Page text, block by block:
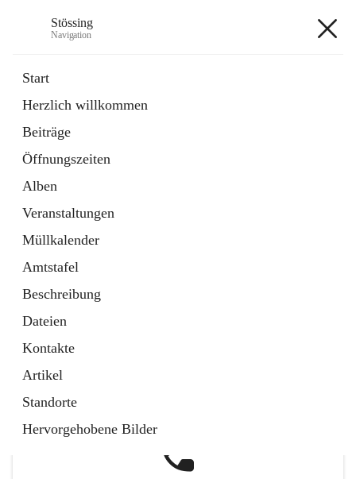
Stössing
Navigation
Start
Herzlich willkommen
Beiträge
Öffnungszeiten
Alben
Veranstaltungen
Müllkalender
Amtstafel
Beschreibung
Dateien
Kontakte
Artikel
Standorte
Hervorgehobene Bilder
Datei
in
Tab
Kindergarten
öffnet
in
neuem
Tab